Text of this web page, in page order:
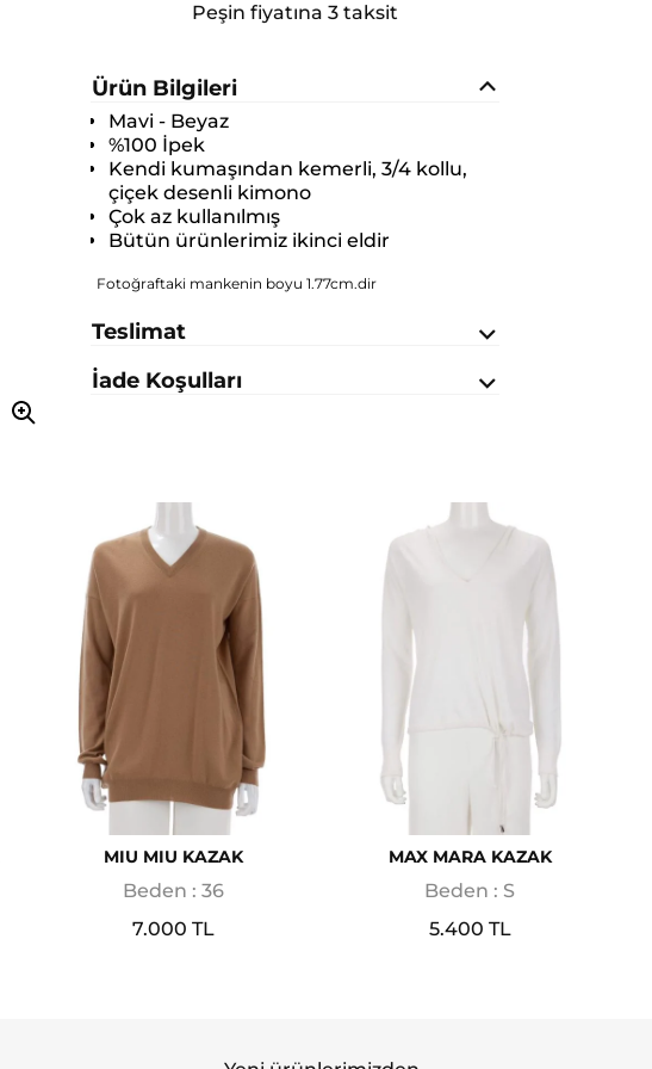
Peşin fiyatına 3 taksit
Ürün Bilgileri
Mavi - Beyaz
%100 İpek
Kendi kumaşından kemerli, 3/4 kollu,
çiçek desenli kimono
Çok az kullanılmış
Bütün ürünlerimiz ikinci eldir
Fotoğraftaki mankenin boyu 1.77cm.dir
Teslimat
İade Koşulları
MIU MIU KAZAK
Beden : 36
7.000 TL
MAX MARA KAZAK
Beden : S
5.400 TL